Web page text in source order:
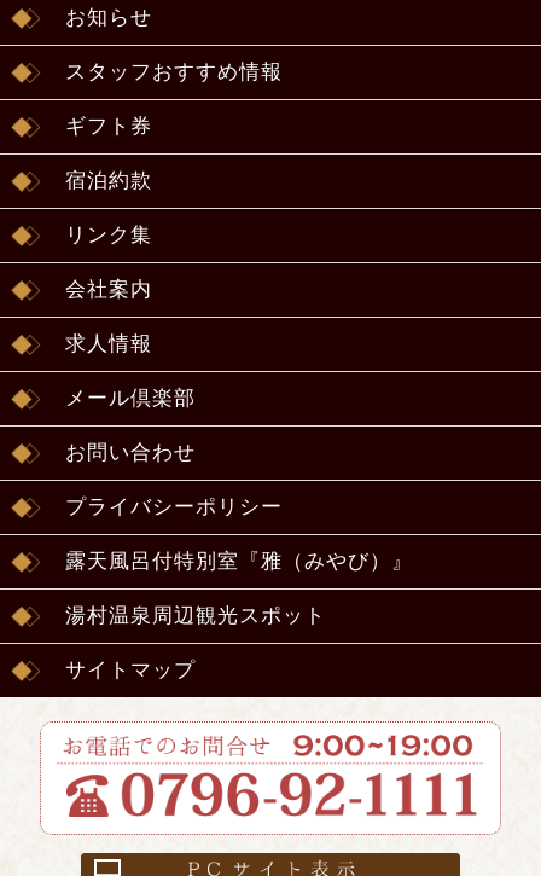
お知らせ
スタッフおすすめ情報
ギフト券
宿泊約款
リンク集
会社案内
求人情報
メール倶楽部
お問い合わせ
プライバシーポリシー
露天風呂付特別室『雅（みやび）』
湯村温泉周辺観光スポット
サイトマップ